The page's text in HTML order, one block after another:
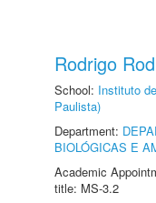
Rodrigo
School: Instituto
Paulista)
Department:
BIOLÓGICAS E
Academic
title: MS-3.2